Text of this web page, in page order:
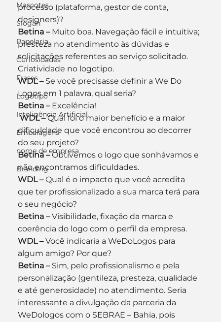
Mascotes
Slogan
Papelaria
Curiosidades
Frases
Logotipo
Inteligência Artificial
Embalagens
nome de empresa
Branding
processo (plataforma, gestor de conta,
designers)?
Betina – Muito boa. Navegação fácil e intuitiva;
presteza no atendimento às dúvidas e
solicitações referentes ao serviço solicitado.
Criatividade no logotipo.
WDL – Se você precisasse definir a We Do
Logos em 1 palavra, qual seria?
Betina – Excelência!
WDL – Qual foi o maior benefício e a maior
dificuldade que você encontrou ao decorrer
do seu projeto?
Betina – Obtivemos o logo que sonhávamos e
não encontramos dificuldades.
WDL – Qual é o impacto que você acredita
que ter profissionalizado a sua marca terá para
o seu negócio?
Betina – Visibilidade, fixação da marca e
coerência do logo com o perfil da empresa.
WDL – Você indicaria a WeDoLogos para
algum amigo? Por que?
Betina – Sim, pelo profissionalismo e pela
personalização (gentileza, presteza, qualidade
e até generosidade) no atendimento. Seria
interessante a divulgação da parceria da
WeDologos com o SEBRAE – Bahia, pois